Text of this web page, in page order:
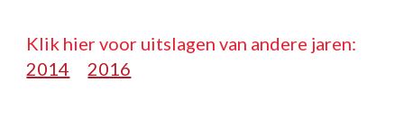
2014
2016